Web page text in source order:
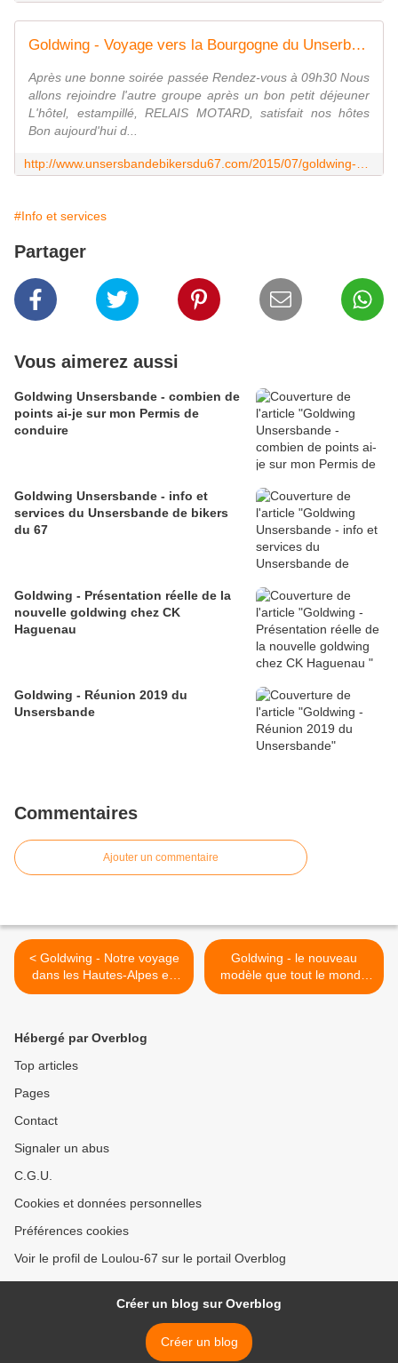
Goldwing - Voyage vers la Bourgogne du Unserbande 2015 - 2ème jour 1/2 - Le blog de UNSER'S BANDE DE BIKERS du 67
Après une bonne soirée passée Rendez-vous à 09h30 Nous
allons rejoindre l'autre groupe après un bon petit déjeuner
L'hôtel, estampillé, RELAIS MOTARD, satisfait nos hôtes
Bon aujourd'hui d...
#Info et services
Partager
Vous aimerez aussi
Goldwing Unsersbande - combien de
points ai-je sur mon Permis de
conduire
Goldwing Unsersbande - info et
services du Unsersbande de bikers
du 67
Goldwing - Présentation réelle de la
nouvelle goldwing chez CK
Haguenau
Goldwing - Réunion 2019 du
Unsersbande
Commentaires
Ajouter un commentaire
< Goldwing - Notre voyage
dans les Hautes-Alpes en
Goldwing 1800 et Varadero
Goldwing - le nouveau
modèle que tout le monde
attend début 2018?? >
Hébergé par Overblog
Top articles
Pages
Contact
Signaler un abus
C.G.U.
Cookies et données personnelles
Préférences cookies
Voir le profil de Loulou-67 sur le portail Overblog
Créer un blog sur Overblog
Créer un blog